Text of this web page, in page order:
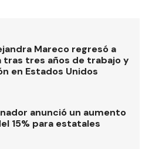
Mareco regresó a
tras tres años de trabajo y
en Estados Unidos
anunció un aumento
15% para estatales